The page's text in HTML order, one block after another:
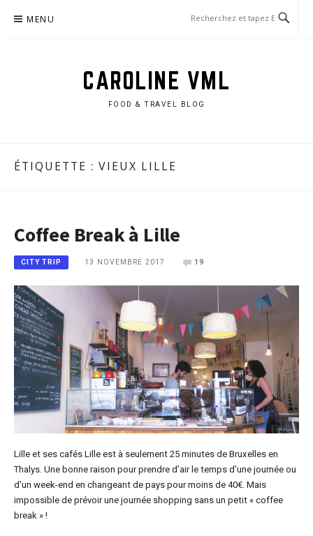
MENU
CAROLINE VML
FOOD & TRAVEL BLOG
ÉTIQUETTE : VIEUX LILLE
Coffee Break à Lille
CITY TRIP 13 NOVEMBRE 2017 19
Lille et ses cafés Lille est à seulement 25 minutes de Bruxelles en
Thalys. Une bonne raison pour prendre d’air le temps d’une journée ou
d’un week-end en changeant de pays pour moins de 40€. Mais
impossible de prévoir une journée shopping sans un petit « coffee
break » !